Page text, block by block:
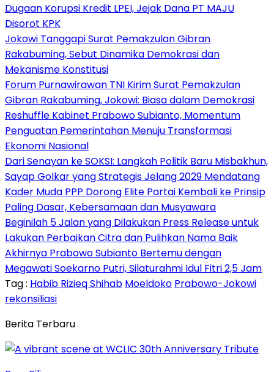
Dugaan Korupsi Kredit LPEI, Jejak Dana PT MAJU
Disorot KPK
Jokowi Tanggapi Surat Pemakzulan Gibran
Rakabuming, Sebut Dinamika Demokrasi dan
Mekanisme Konstitusi
Forum Purnawirawan TNI Kirim Surat Pemakzulan
Gibran Rakabuming, Jokowi: Biasa dalam Demokrasi
Reshuffle Kabinet Prabowo Subianto, Momentum
Penguatan Pemerintahan Menuju Transformasi
Ekonomi Nasional
Dari Senayan ke SOKSI: Langkah Politik Baru Misbakhun,
Sayap Golkar yang Strategis Jelang 2029 Mendatang
Kader Muda PPP Dorong Elite Partai Kembali ke Prinsip
Paling Dasar, Kebersamaan dan Musyawara
Beginilah 5 Jalan yang Dilakukan Press Release untuk
Lakukan Perbaikan Citra dan Pulihkan Nama Baik
Akhirnya Prabowo Subianto Bertemu dengan
Megawati Soekarno Putri, Silaturahmi Idul Fitri 2,5 Jam
Tag : Habib Rizieq Shihab Moeldoko Prabowo-Jokowi
rekonsiliasi
Berita Terbaru